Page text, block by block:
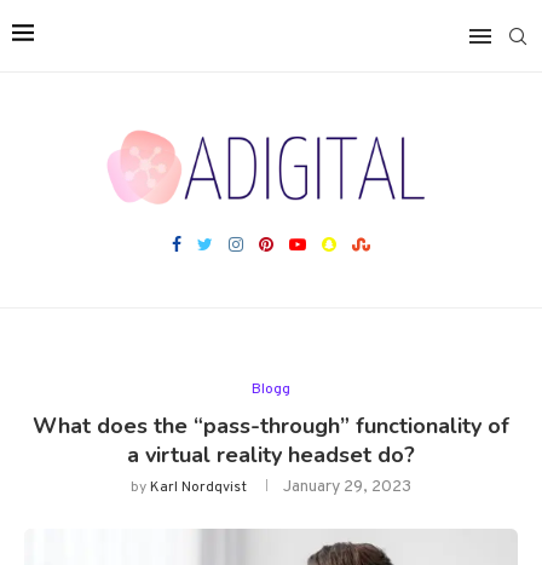
Blogg
What does the “pass-through” functionality of
a virtual reality headset do?
byKarl Nordqvist January 29, 2023